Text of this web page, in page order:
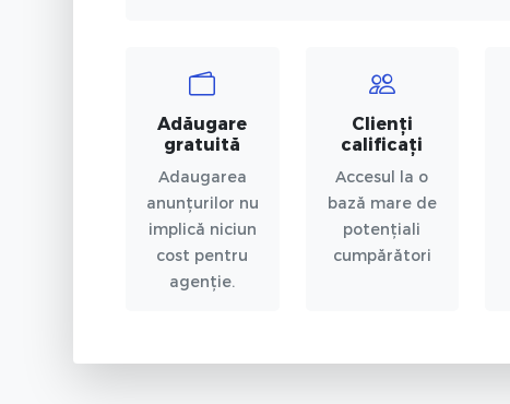
Adăugare
gratuită
Adaugarea
anunțurilor nu
implică niciun
cost pentru
agenție.
Clienți
calificați
Accesul la o
bază mare de
potențiali
cumpărători